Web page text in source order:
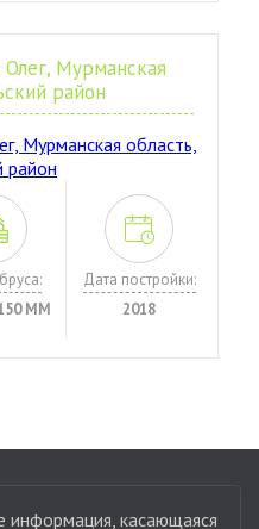
Мурманская
район
ММ
Дата постройки:
2018
информация, касающаяся